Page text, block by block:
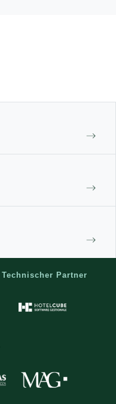
Technischer Partner